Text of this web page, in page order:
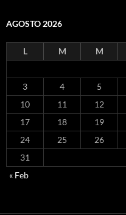
AGOSTO 2026
L M M
3
4 5
10
11 12
17
18 19
24
25 26
31
« Feb